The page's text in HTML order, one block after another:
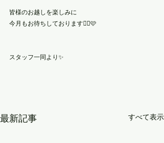
皆様のお越しを楽しみに
今月もお待ちしております🙂‍↕️🩷
スタッフ一同より✨️
最新記事 すべて表示